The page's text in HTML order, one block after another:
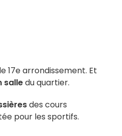
17e arrondissement. Et
salledu quartier.
des cours
pour les sportifs.